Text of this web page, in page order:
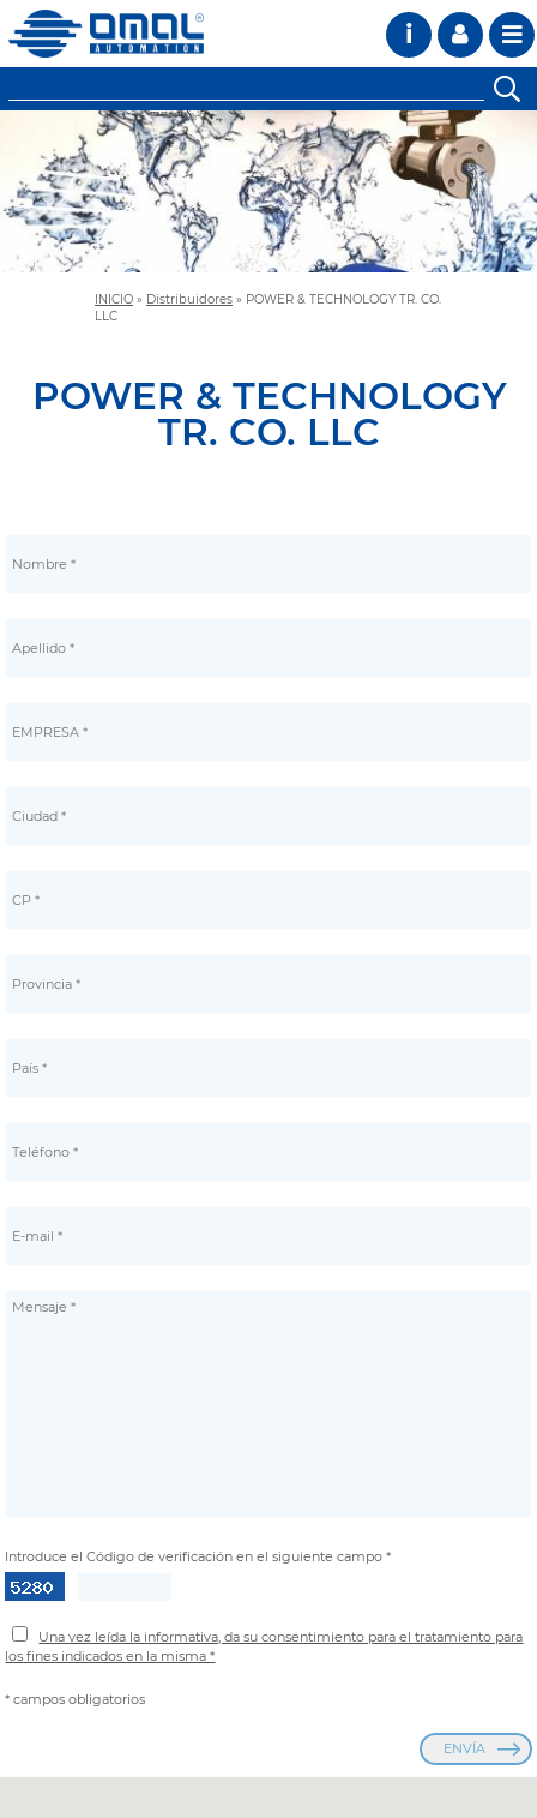
i
INICIO » Distribuidores » POWER & TECHNOLOGY TR. CO.
LLC
POWER & TECHNOLOGY
TR. CO. LLC
Introduce el Código de verificación en el siguiente campo *
Una vez leída la informativa, da su consentimiento para el tratamiento para
los fines indicados en la misma *
* campos obligatorios
ENVÍA